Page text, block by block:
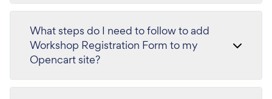
What steps do I need to follow to add
Workshop Registration Form to my
Opencart site?